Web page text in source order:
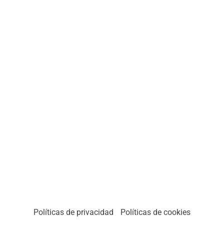
Políticas de privacidad Políticas de cookies